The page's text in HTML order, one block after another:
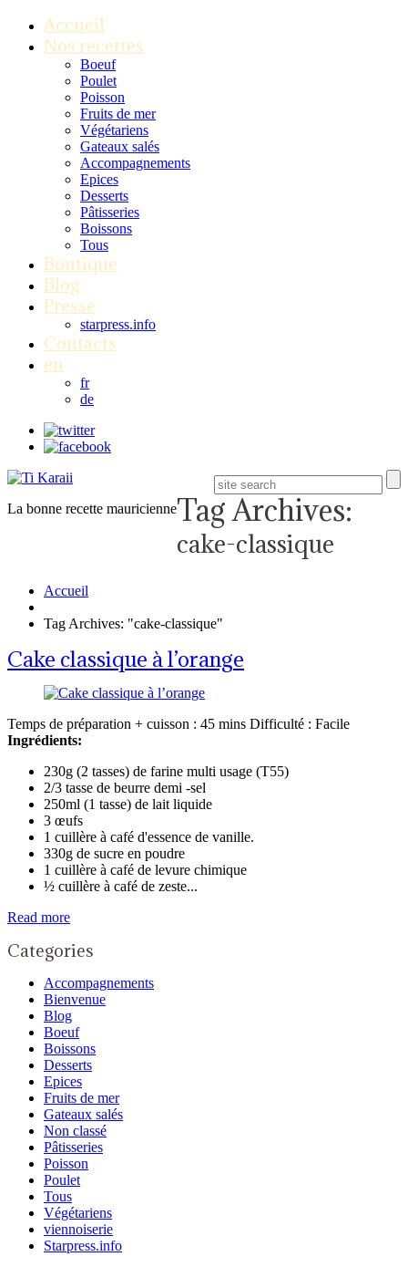
Accueil
Nos recettes
Boeuf
Poulet
Poisson
Fruits de mer
Végétariens
Gateaux salés
Accompagnements
Epices
Desserts
Pâtisseries
Boissons
Tous
Boutique
Blog
Presse
starpress.info
Contacts
en
fr
de
La bonne recette mauricienneTag Archives:
cake-classique
Accueil
Tag Archives: "cake-classique"
Cake classique à l’orange
Temps de préparation + cuisson : 45 mins Difficulté : Facile
Ingrédients:
230g (2 tasses) de farine multi usage (T55)
2/3 tasse de beurre demi -sel
250ml (1 tasse) de lait liquide
3 œufs
1 cuillère à café d'essence de vanille.
330g de sucre en poudre
1 cuillère à café de levure chimique
½ cuillère à café de zeste...
Read more
Categories
Accompagnements
Bienvenue
Blog
Boeuf
Boissons
Desserts
Epices
Fruits de mer
Gateaux salés
Non classé
Pâtisseries
Poisson
Poulet
Tous
Végétariens
viennoiserie
Starpress.info